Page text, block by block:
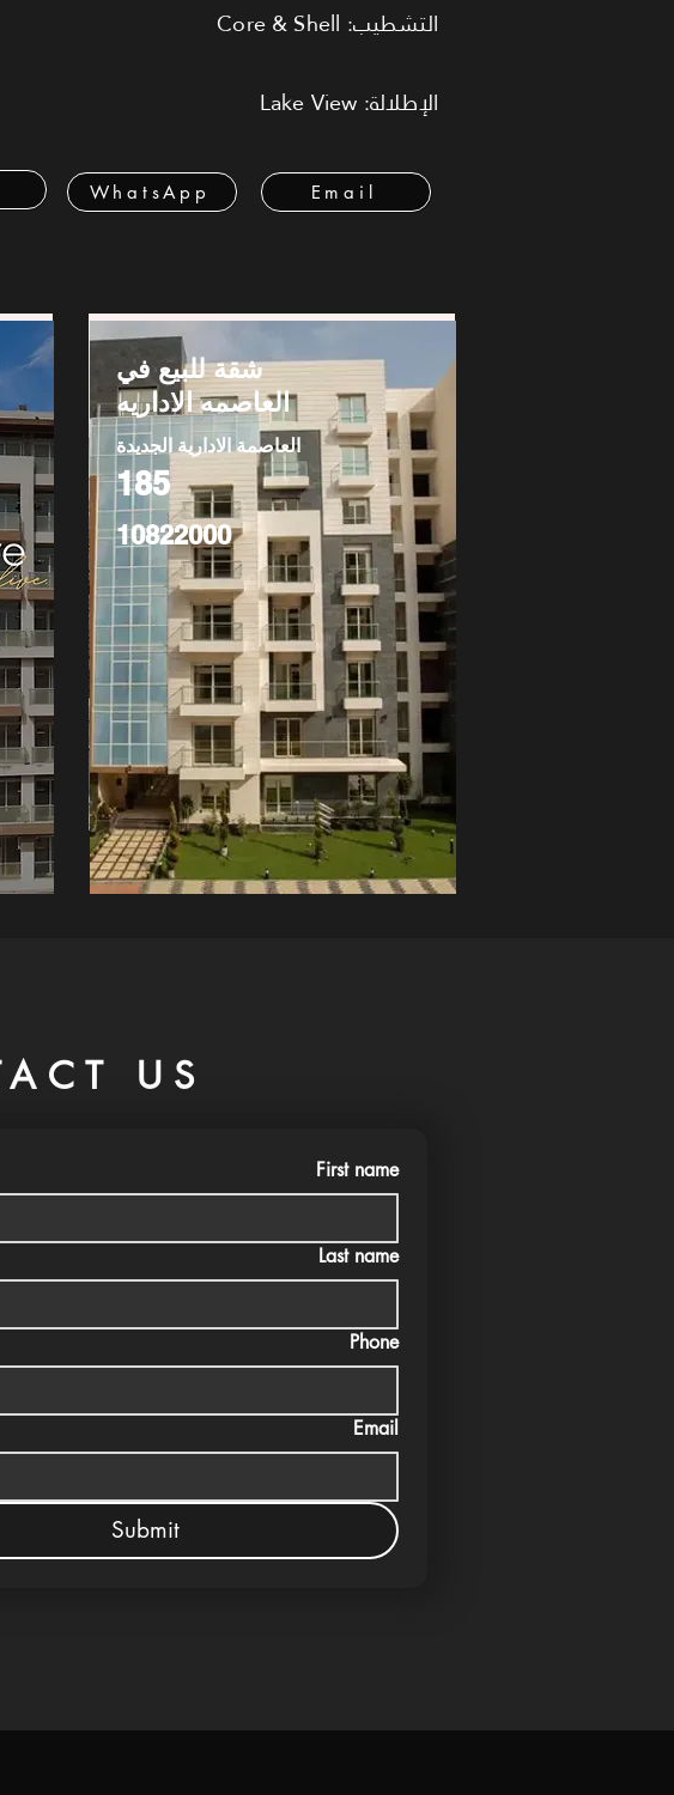
التشطيب: Core & Shell
الإطلالة: Lake View
WhatsApp Email
شقة للبيع في
العاصمه الاداريه
العاصمة الادارية الجديدة
185
10822000
US
First name
Last name
Phone
Email
Submit